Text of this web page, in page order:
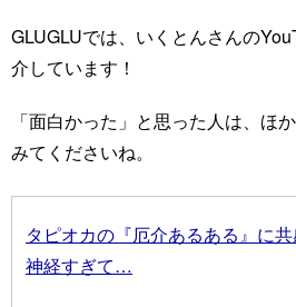
GLUGLUでは、いくとんさんの
介しています！
「面白かった」と思った人は、ほ
みてくださいね。
タピオカの『厄介あるある』に
神経すぎて…